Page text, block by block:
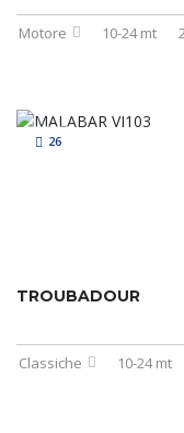
Motore 10-24 mt
26
TROUBADOUR
Classiche 10-24 mt